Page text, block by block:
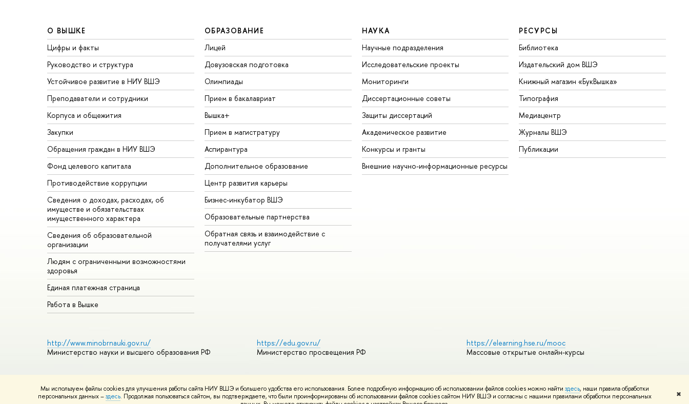
Мы используем файлы cookies для улучшения работы сайта НИУ ВШЭ и большего удобства его использования. Более подробную информацию об использовании файлов cookies можно найти здесь, наши правила обработки
персональных данных –здесь. Продолжая пользоваться сайтом, вы подтверждаете, что были проинформированы об использовании файлов cookies сайтом НИУ ВШЭ и согласны с нашими правилами обработки персональных
✖
О ВЫШКЕ
Цифры и факты
Руководство и структура
Устойчивое развитие в НИУ ВШЭ
Преподаватели и сотрудники
Корпуса и общежития
Закупки
Обращения граждан в НИУ ВШЭ
Фонд целевого капитала
Противодействие коррупции
Сведения о доходах, расходах, об
имуществе и обязательствах
имущественного характера
Сведения об образовательной
организации
Людям с ограниченными возможностями
здоровья
Единая платежная страница
Работа в Вышке
ОБРАЗОВАНИЕ
Лицей
Довузовская подготовка
Олимпиады
Прием в бакалавриат
Вышка+
Прием в магистратуру
Аспирантура
Дополнительное образование
Центр развития карьеры
Бизнес-инкубатор ВШЭ
Образовательные партнерства
Обратная связь и взаимодействие с
получателями услуг
НАУКА
Научные подразделения
Исследовательские проекты
Мониторинги
Диссертационные советы
Защиты диссертаций
Академическое развитие
Конкурсы и гранты
Внешние научно-информационные ресурсы
РЕСУРСЫ
Библиотека
Издательский дом ВШЭ
Книжный магазин «БукВышка»
Типография
Медиацентр
Журналы ВШЭ
Публикации
http://www.minobrnauki.gov.ru/
Министерство науки и высшего образования РФ
https://edu.gov.ru/
Министерство просвещения РФ
https://elearning.hse.ru/mooc
Массовые открытые онлайн-курсы
© НИУ ВШЭ 1993–2026 Адреса и контактыУсловия использования материаловПолитика конфиденциальностиКарта сайта
Шрифты HSE Sans и HSE Slab разработаны вШколе дизайна НИУ ВШЭ
Редактору